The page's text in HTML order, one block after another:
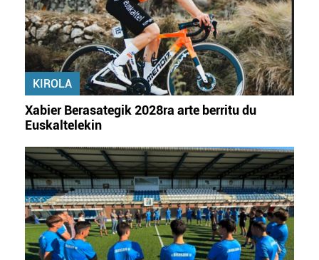
KIROLA
Xabier Berasategik 2028ra arte berritu du
Euskaltelekin